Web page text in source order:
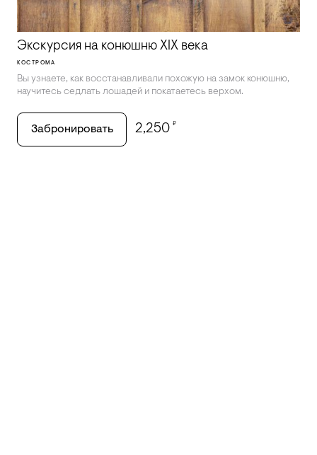
Экскурсия на конюшню XIX века
КОСТРОМА
Вы узнаете, как восстанавливали похожую на замок конюшню,
научитесь седлать лошадей и покатаетесь верхом.
Забронировать 2,250 ₽